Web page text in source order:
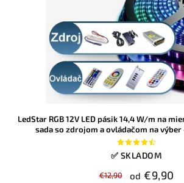
LedStar RGB 12V LED pásik 14,4 W/m na
sada so zdrojom a ovládačom na
✅ SKLADOM
€12,90 od €9,90